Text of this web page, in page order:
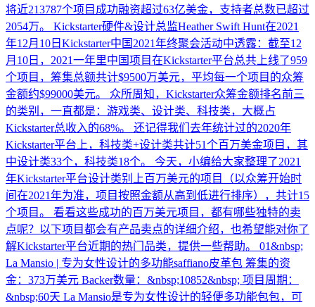
将近213787个项目成功融资超过63亿美金，支持者总数已超过
2054万。 Kickstarter硬件&设计总监Heather Swift Hunt在2021
年12月10日Kickstarter中国2021年终聚会活动中透露：截至12
月10日，2021一年里中国项目在Kickstarter平台总共上线了959
个项目，筹集总额共计$9500万美元，平均每一个项目的众筹
金额约$99000美元。 众所周知，Kickstarter众筹金额排名前三
的类别，一直都是：游戏类、设计类、科技类，大概占
Kickstarter总收入的68%。 还记得我们去年统计过的2020年
Kickstarter平台上，科技类+设计类共计51个百万美金项目，其
中设计类33个，科技类18个。 今天，小编给大家整理了2021
年Kickstarter平台设计类别上百万美元的项目（以众筹开始时
间在2021年为准，项目按照金额从高到低进行排序），共计15
个项目。 看看这些成功的百万美元项目，都有哪些独特的卖
点呢？以下项目都会有产品卖点的详细介绍，也希望能对你了
解Kickstarter平台近期的热门品类，提供一些帮助。 01&nbsp;
La Mansio | 专为女性设计的多功能saffiano皮革包 筹集的资
金：373万美元 Backer数量：&nbsp;10852&nbsp; 项目周期：
&nbsp;60天 La Mansio是专为女性设计的轻便多功能包包，可